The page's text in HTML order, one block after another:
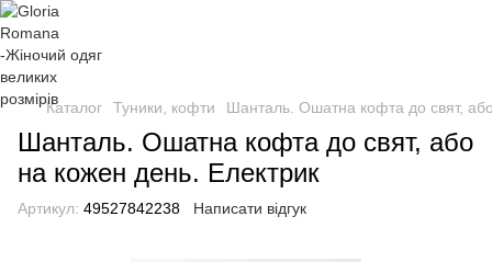
Каталог Туники, кофти Шанталь. Ошатна кофта до свят,
Шанталь. Ошатна кофта до свят, або
на кожен день. Електрик
Артикул: 49527842238 Написати відгук